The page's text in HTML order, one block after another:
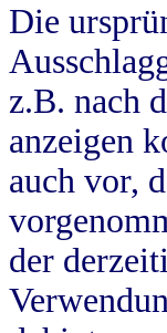
Die
z.B. nach
anzeigen
auch vor,
der